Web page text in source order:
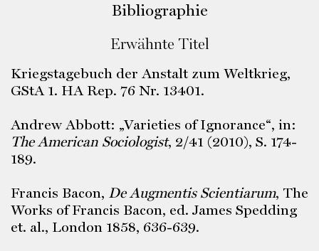
Bibliographie
Erwähnte Titel
Kriegstagebuch der Anstalt zum Weltkrieg,
GStA 1. HA Rep. 76 Nr. 13401.
Andrew Abbott: „Varieties of Ignorance“, in:
The American Sociologist, 2/41 (2010), S. 174-
189.
Francis Bacon, De Augmentis Scientiarum, The
Works of Francis Bacon, ed. James Spedding
et. al., London 1858, 636-639.